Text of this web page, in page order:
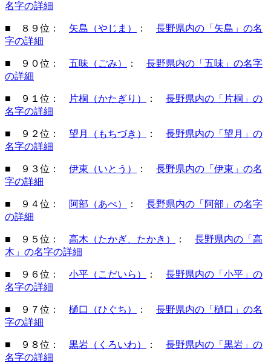
名字の詳細
■ ８９位： 矢島（やじま） ： 長野県内の「矢島」の名
字の詳細
■ ９０位： 五味（ごみ） ： 長野県内の「五味」の名字
の詳細
■ ９１位： 片桐（かたぎり） ： 長野県内の「片桐」の
名字の詳細
■ ９２位： 望月（もちづき） ： 長野県内の「望月」の
名字の詳細
■ ９３位： 伊東（いとう） ： 長野県内の「伊東」の名
字の詳細
■ ９４位： 阿部（あべ） ： 長野県内の「阿部」の名字
の詳細
■ ９５位： 高木（たかぎ、たかき） ： 長野県内の「高
木」の名字の詳細
■ ９６位： 小平（こだいら） ： 長野県内の「小平」の
名字の詳細
■ ９７位： 樋口（ひぐち） ： 長野県内の「樋口」の名
字の詳細
■ ９８位： 黒岩（くろいわ） ： 長野県内の「黒岩」の
名字の詳細